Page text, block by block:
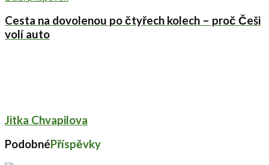
Cesta na dovolenou po čtyřech kolech – proč Češi
volí auto
Jitka Chvapilova
PodobnéPříspěvky